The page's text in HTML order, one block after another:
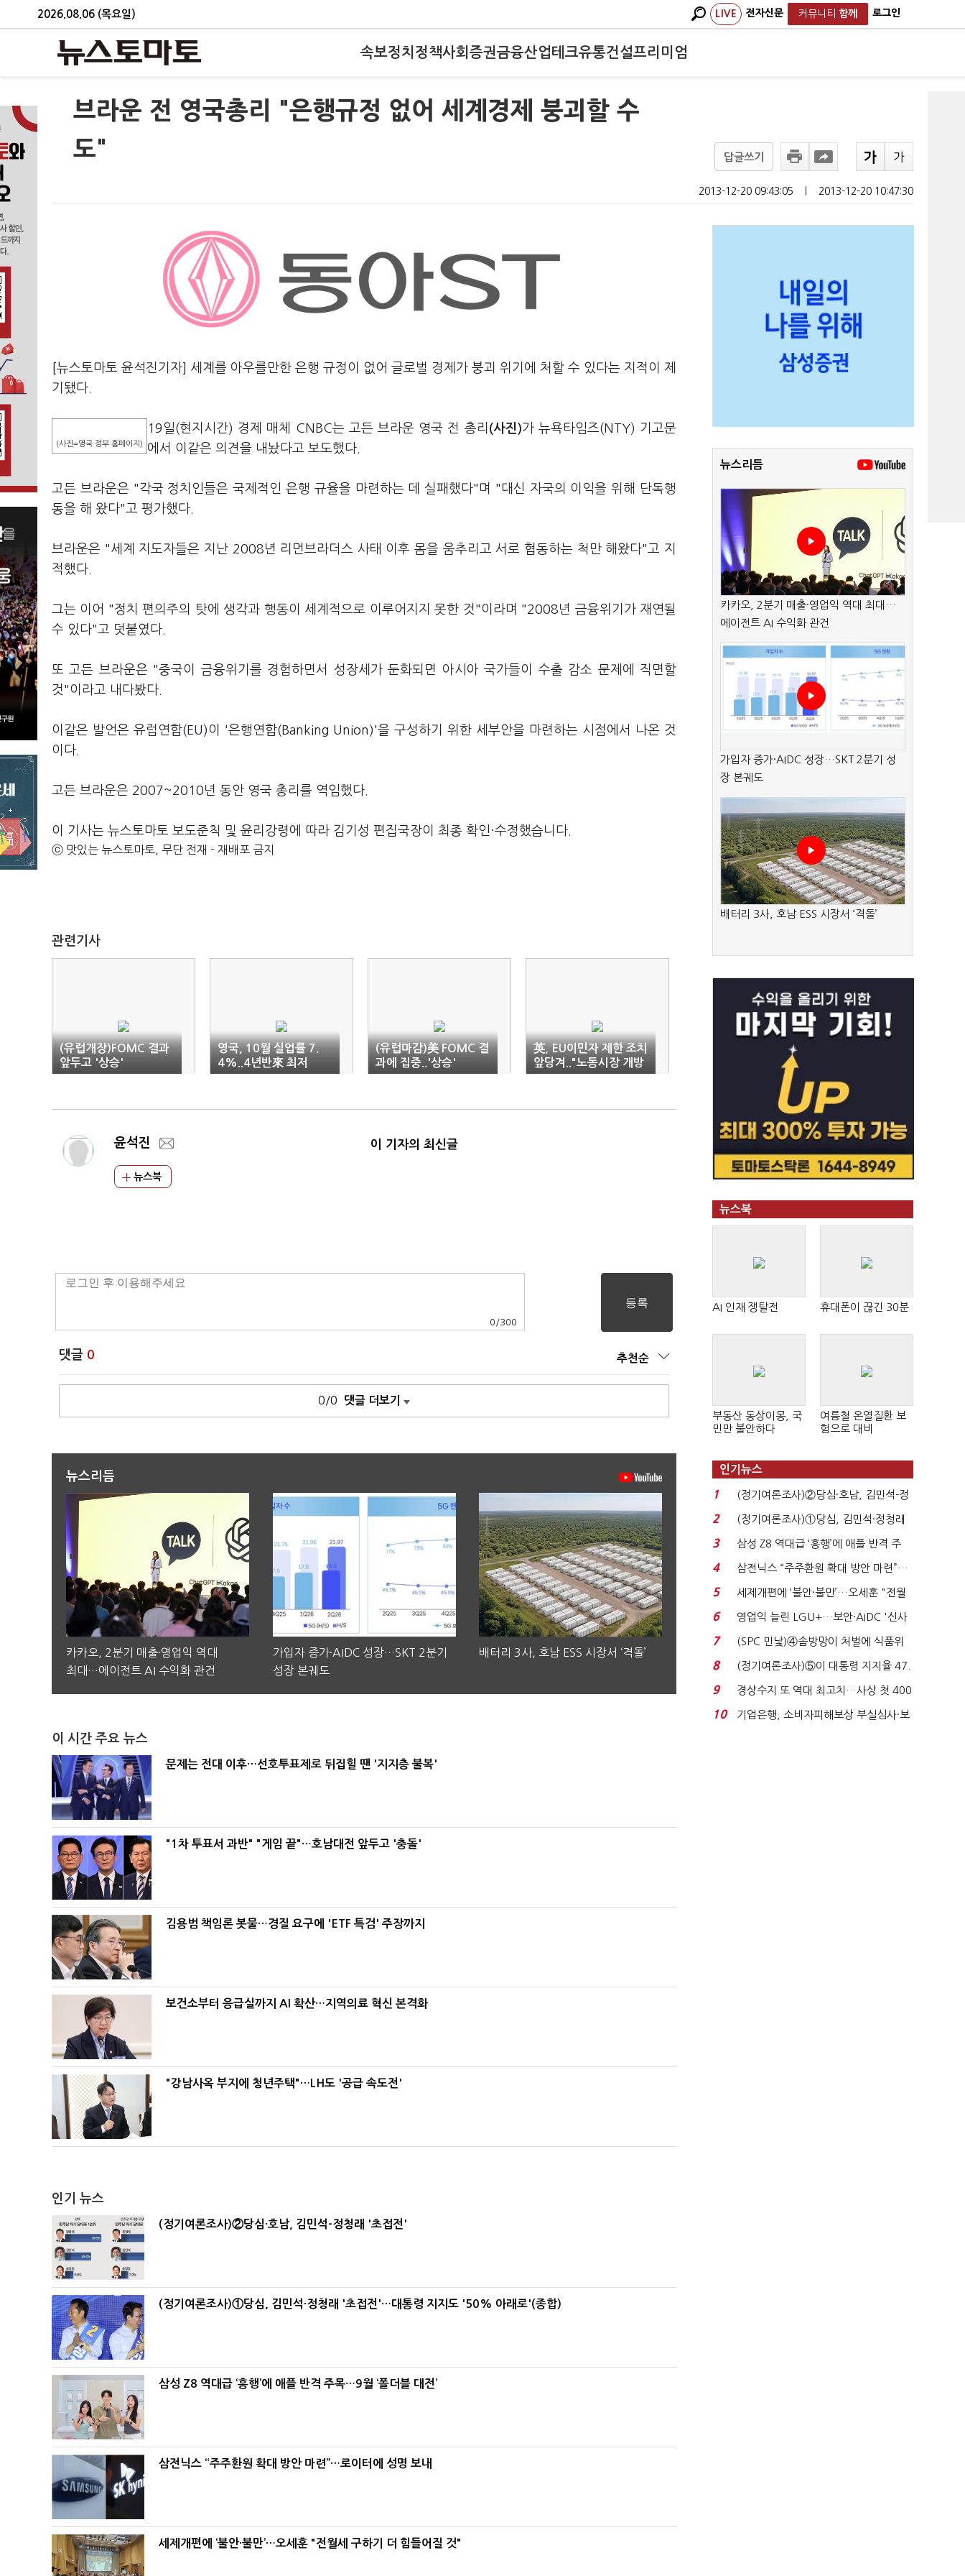
2026.08.06 (목요일) LIVE 전자신문 커뮤니티 함께 로그인
속보정치 정책사회 증권금융산업테크유통건설프리미엄
브라운 전 영국총리 "은행규정 없어 세계경제 붕괴할 수
도"
답글쓰기
2013-12-20 09:43:05 2013-12-20 10:47:30
[뉴스토마토 윤석진기자] 세계를 아우를만한 은행 규정이 없어 글로벌 경제가 붕괴 위기에 처할 수 있다는 지적이 제
기됐다.
(사진=영국 정부 홈페이지)
19일(현지시간) 경제 매체 CNBC는 고든 브라운 영국 전 총리 (사진)가 뉴욕타임즈(NTY) 기고문
에서 이같은 의견을 내놨다고 보도했다.
고든 브라운은 "각국 정치인들은 국제적인 은행 규율을 마련하는 데 실패했다"며 "대신 자국의 이익을 위해 단독행
동을 해 왔다"고 평가했다.
브라운은 "세계 지도자들은 지난 2008년 리먼브라더스 사태 이후 몸을 움추리고 서로 협동하는 척만 해왔다"고 지
적했다.
그는 이어 "정치 편의주의 탓에 생각과 행동이 세계적으로 이루어지지 못한 것"이라며 "2008년 금융위기가 재연될
수 있다"고 덧붙였다.
또 고든 브라운은 "중국이 금융위기를 경험하면서 성장세가 둔화되면 아시아 국가들이 수출 감소 문제에 직면할
것"이라고 내다봤다.
이같은 발언은 유럽연합(EU)이 '은행연합(Banking Union)'을 구성하기 위한 세부안을 마련하는 시점에서 나온 것
이다.
고든 브라운은 2007~2010년 동안 영국 총리를 역임했다.
이 기사는 뉴스토마토 보도준칙 및 윤리강령에 따라 김기성 편집국장이 최종 확인·수정했습니다.
ⓒ 맛있는 뉴스토마토, 무단 전재 - 재배포 금지
관련기사
(유럽개장)FOMC 결과
앞두고 '상승'
영국, 10월 실업률 7.
4%..4년반來 최저
(유럽마감)美 FOMC 결
과에 집중..'상승'
英, EU이민자 제한 조치
앞당겨.."노동시장 개방
하기 싫다"
윤석진
뉴스북
이 기자의 최신글
0 /300
댓글 0 추천순
0/0 댓글 더보기
뉴스리듬
카카오, 2분기 매출·영업익 역대
최대…에이전트 AI 수익화 관건
가입자 증가·AIDC 성장…SKT 2분기
성장 본궤도
배터리 3사, 호남 ESS 시장서 ‘격돌’
이 시간 주요 뉴스
문제는 전대 이후…선호투표제로 뒤집힐 땐 '지지층 불복'
"1차 투표서 과반" "게임 끝"…호남대전 앞두고 '충돌'
김용범 책임론 봇물…경질 요구에 'ETF 특검' 주장까지
보건소부터 응급실까지 AI 확산…지역의료 혁신 본격화
"강남사옥 부지에 청년주택"…LH도 '공급 속도전'
인기 뉴스
(정기여론조사)②당심·호남, 김민석-정청래 '초접전'
(정기여론조사)①당심, 김민석·정청래 '초접전'…대통령 지지도 '50% 아래로'(종합)
삼성 Z8 역대급 ‘흥행’에 애플 반격 주목…9월 ‘폴더블 대전’
삼전닉스 “주주환원 확대 방안 마련”…로이터에 성명 보내
세제개편에 ‘불안·불만’…오세훈 "전월세 구하기 더 힘들어질 것"
뉴스리듬
카카오, 2분기 매출·영업익 역대 최대…
에이전트 AI 수익화 관건
가입자 증가·AIDC 성장…SKT 2분기 성
장 본궤도
배터리 3사, 호남 ESS 시장서 ‘격돌’
뉴스북
AI 인재 쟁탈전 휴대폰이 끊긴 30분
부동산 동상이몽, 국
민만 불안하다
여름철 온열질환 보
험으로 대비
인기뉴스
1
(정기여론조사)②당심·호남, 김민석-정
청래 '초접전'...
2
(정기여론조사)①당심, 김민석·정청래
'초접전'…대통령 ...
3
삼성 Z8 역대급 ‘흥행’에 애플 반격 주
목…9월 ‘폴...
4
삼전닉스 “주주환원 확대 방안 마련”…
로이터에 성명...
5
세제개편에 ‘불안·불만’…오세훈 "전월
세 구하기 더 ...
6
영업익 늘린 LGU+…보안·AIDC '신사
업 드라이브'...
7
(SPC 민낯)④솜방망이 처벌에 식품위
생법 위반 반복...
8
(정기여론조사)⑤이 대통령 지지율 47.
7%…일주일 만에 ...
9
경상수지 또 역대 최고치…사상 첫 400
억달러에 '3% 성...
10
기업은행, 소비자피해보상 부실심사·보